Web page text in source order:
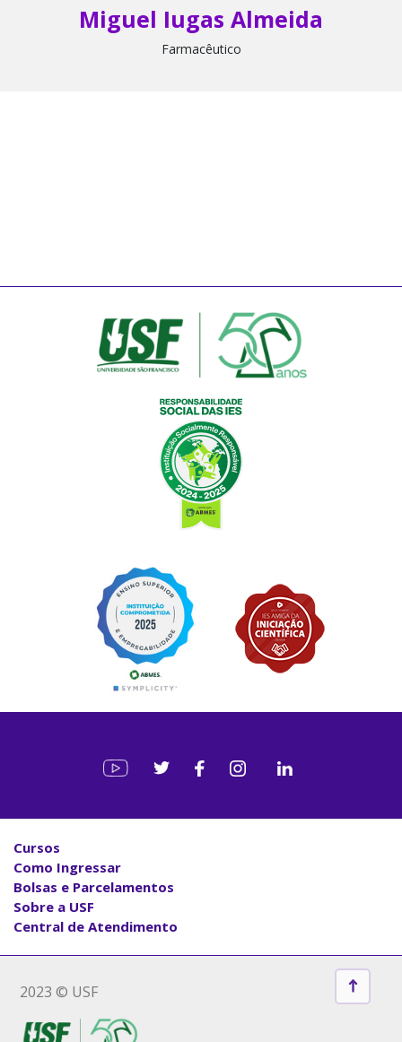
Miguel Iugas Almeida
Farmacêutico
Cursos
Como Ingressar
Bolsas e Parcelamentos
Sobre a USF
Central de Atendimento
2023 © USF